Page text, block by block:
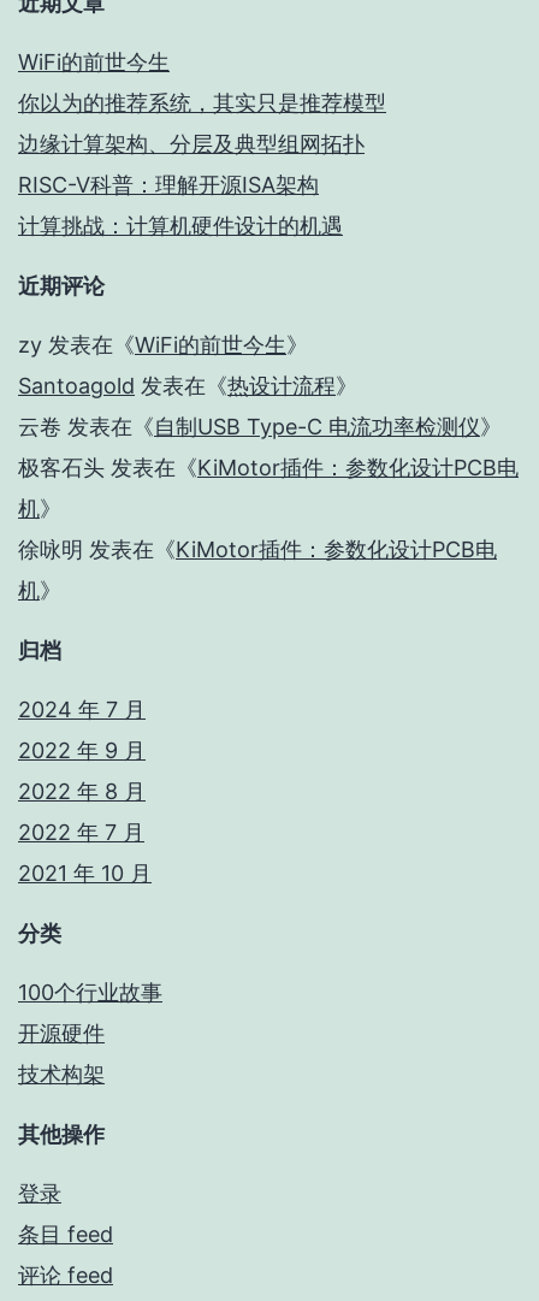
WiFi的前世今生
你以为的推荐系统，其实只是推荐模型
边缘计算架构、分层及典型组网拓扑
RISC-V科普：理解开源ISA架构
计算挑战：计算机硬件设计的机遇
近期评论
zy 发表在《WiFi的前世今生》
Santoagold 发表在《热设计流程》
云卷 发表在《自制USB Type-C 电流功率检测仪》
极客石头 发表在《KiMotor插件：参数化设计PCB电
机》
徐咏明 发表在《KiMotor插件：参数化设计PCB电
机》
归档
2024 年 7 月
2022 年 9 月
2022 年 8 月
2022 年 7 月
2021 年 10 月
分类
100个行业故事
开源硬件
技术构架
其他操作
登录
条目 feed
评论 feed